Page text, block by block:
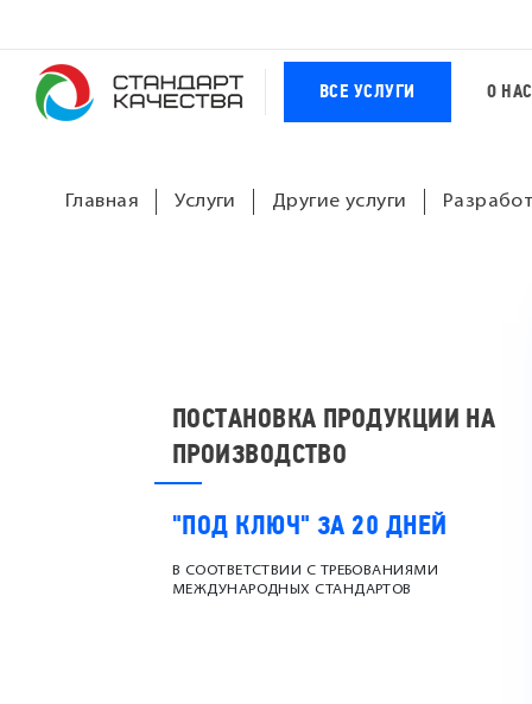
ВСЕ УСЛУГИ О НАС
Главная Услуги Другие услуги
ПОСТАНОВКА ПРОДУКЦИИ НА
ПРОИЗВОДСТВО
"ПОД КЛЮЧ" ЗА 20 ДНЕЙ
В СООТВЕТСТВИИ С ТРЕБОВАНИЯМИ
МЕЖДУНАРОДНЫХ СТАНДАРТОВ